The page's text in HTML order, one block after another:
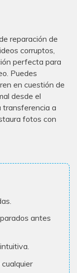
reparación de
corruptos,
perfecta para
Puedes
en cuestión de
desde el
transferencia a
fotos con
antes